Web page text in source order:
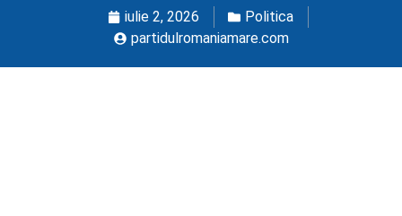
iulie 2, 2026
Politica
partidulromaniamare.com